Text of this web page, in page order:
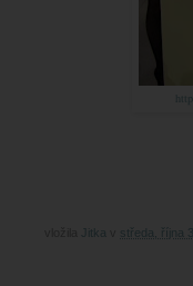
Jitka středa, října